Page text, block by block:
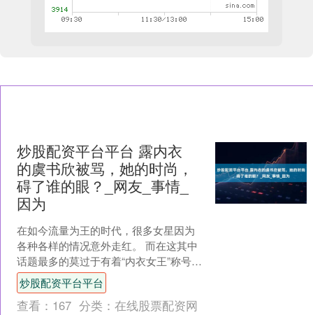
炒股配资平台平台 露内衣
的虞书欣被骂，她的时尚，
碍了谁的眼？_网友_事情_
因为
在如今流量为王的时代，很多女星因为
各种各样的情况意外走红。 而在这其中
话题最多的莫过于有着“内衣女王”称号的
虞书欣。 而这一次虞书欣再次因为穿搭
问题被网友们骂上....
炒股配资平台平台
查看： 167 分类： 在线股票配资网